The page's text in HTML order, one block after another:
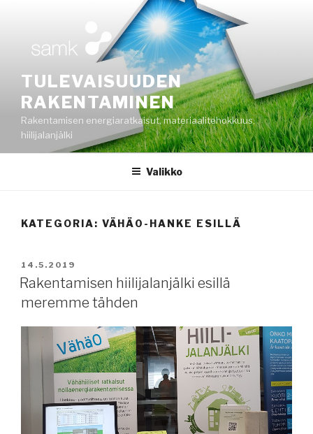
TULEVAISUUDEN
RAKENTAMINEN
Rakentamisen energiaratkaisut, materiaalitehokkuus,
hiilijalanjälki
Valikko
KATEGORIA: VÄHÄ0-HANKE ESILLÄ
JULKAISTU
14.5.2019
Rakentamisen hiilijalanjälki esillä
meremme tähden